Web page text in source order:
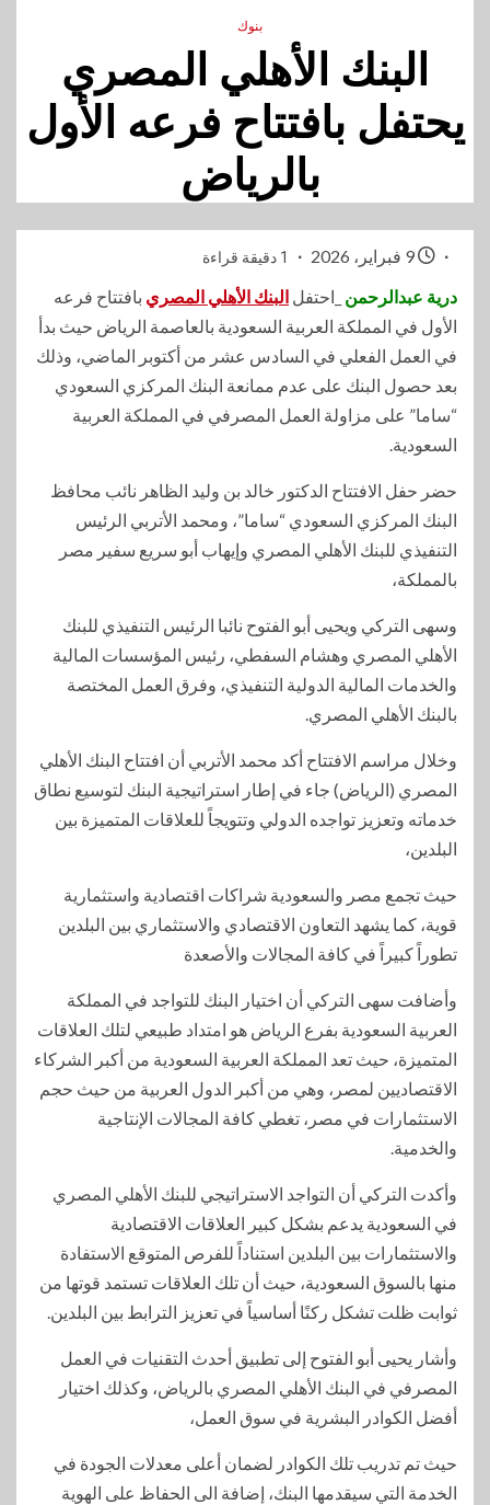
بنوك
البنك الأهلي المصري
يحتفل بافتتاح فرعه الأول
بالرياض
1 دقيقة قراءة
درية عبدالرحمن _احتفل البنك الأهلي المصري بافتتاح فرعه
الأول في المملكة العربية السعودية بالعاصمة الرياض حيث بدأ
في العمل الفعلي في السادس عشر من أكتوبر الماضي، وذلك
بعد حصول البنك على عدم ممانعة البنك المركزي السعودي
“ساما” على مزاولة العمل المصرفي في المملكة العربية
السعودية.
حضر حفل الافتتاح الدكتور خالد بن وليد الظاهر نائب محافظ
البنك المركزي السعودي “ساما”، ومحمد الأتربي الرئيس
التنفيذي للبنك الأهلي المصري وإيهاب أبو سريع سفير مصر
بالمملكة،
وسهى التركي ويحيى أبو الفتوح نائبا الرئيس التنفيذي للبنك
الأهلي المصري وهشام السفطي، رئيس المؤسسات المالية
والخدمات المالية الدولية التنفيذي، وفرق العمل المختصة
بالبنك الأهلي المصري.
وخلال مراسم الافتتاح أكد محمد الأتربي أن افتتاح البنك الأهلي
المصري (الرياض) جاء في إطار استراتيجية البنك لتوسيع نطاق
خدماته وتعزيز تواجده الدولي وتتويجاً للعلاقات المتميزة بين
البلدين،
حيث تجمع مصر والسعودية شراكات اقتصادية واستثمارية
قوية، كما يشهد التعاون الاقتصادي والاستثماري بين البلدين
تطوراً كبيراً في كافة المجالات والأصعدة
وأضافت سهى التركي أن اختيار البنك للتواجد في المملكة
العربية السعودية بفرع الرياض هو امتداد طبيعي لتلك العلاقات
المتميزة، حيث تعد المملكة العربية السعودية من أكبر الشركاء
الاقتصاديين لمصر، وهي من أكبر الدول العربية من حيث حجم
الاستثمارات في مصر، تغطي كافة المجالات الإنتاجية
والخدمية.
وأكدت التركي أن التواجد الاستراتيجي للبنك الأهلي المصري
في السعودية يدعم بشكل كبير العلاقات الاقتصادية
والاستثمارات بين البلدين استناداً للفرص المتوقع الاستفادة
منها بالسوق السعودية، حيث أن تلك العلاقات تستمد قوتها من
ثوابت ظلت تشكل ركنًا أساسياً في تعزيز الترابط بين البلدين.
وأشار يحيى أبو الفتوح إلى تطبيق أحدث التقنيات في العمل
المصرفي في البنك الأهلي المصري بالرياض، وكذلك اختيار
أفضل الكوادر البشرية في سوق العمل،
حيث تم تدريب تلك الكوادر لضمان أعلى معدلات الجودة في
الخدمة التي سيقدمها البنك، إضافة الى الحفاظ على الهوية